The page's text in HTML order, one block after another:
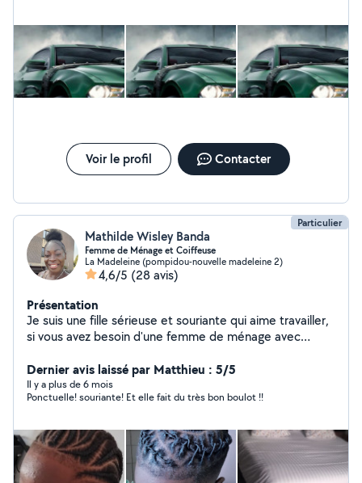
Voir le profil Contacter
Particulier
Mathilde Wisley Banda
Femme de Ménage et Coiffeuse
La Madeleine (pompidou-nouvelle madeleine 2)
4,6/5 (28 avis)
Présentation
Je suis une fille sérieuse et souriante qui aime travailler,
si vous avez besoin d'une femme de ménage avec
votre disposition merci cordialement
Dernier avis laissé par Matthieu : 5/5
Il y a plus de 6 mois
Ponctuelle! souriante! Et elle fait du très bon boulot !!